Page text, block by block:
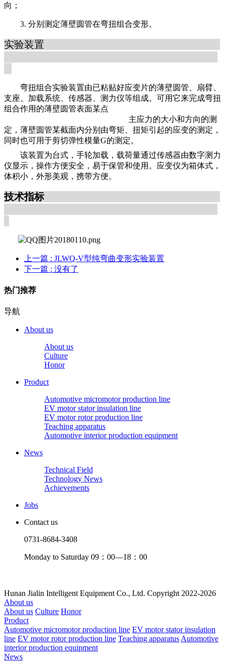
向；
3. 分别测定薄壁圆管在弯扭组合变形。
实验装置
弯扭组合实验装置由已粘贴好应变片的薄壁圆管、扇臂、
支座、加载系统、传感器、测力仪等组成。可用它来完成弯扭
组合作用的薄壁圆管表面某点
主应力的大小和方向的测
定，薄壁圆管某截面内分别由弯矩、扭矩引起的应变的测定，
同时也可用于剪切弹性模量G的测定。
该装置为台式，手轮加载，载荷量通过传感器由数字测力
仪显示，操作方便安全，易于保管和使用。应变仪为箱体式，
体积小，外形美观，携带方便。
技术指标
上一篇 : JLWQ-V型纯弯曲变形实验装置
下一篇 : 没有了
热门推荐
导航
About us
About us
Culture
Honor
Product
Automotive micromotor production line
EV motor stator insulation line
EV motor rotor production line
Teaching apparatus
Automotive interior production equipment
News
Technical Field
Technology News
Achievements
Jobs
Contact us
0731-8684-3408
Monday to Saturday 09：00—18：00
Hunan Jialin Intelligent Equipment Co., Ltd. Copyright 2022-2026
About us
About us Culture Honor
Product
Automotive micromotor production line EV motor stator insulation
line EV motor rotor production line Teaching apparatus Automotive
interior production equipment
News